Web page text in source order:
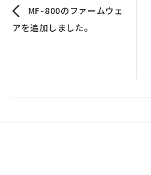
MF-800のファームウェ
アを追加しました。